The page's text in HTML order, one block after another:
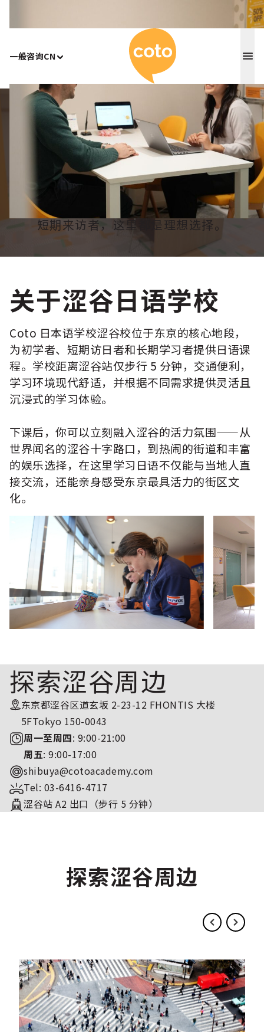
一般咨询CN Coto 日本
Home /涩谷
涩谷日语学校
在东京市中心的 Coto 日本语学校涩谷校学
习日语。无论是初学者、高级学习者，还是
短期来访者，这里都是理想选择。
关于涩谷日语学校
Coto 日本语学校涩谷校位于东京的核心地段，
为初学者、短期访日者和长期学习者提供日语课
程。学校距离涩谷站仅步行 5 分钟，交通便利，
学习环境现代舒适，并根据不同需求提供灵活且
沉浸式的学习体验。
下课后，你可以立刻融入涩谷的活力氛围——从
世界闻名的涩谷十字路口，到热闹的街道和丰富
的娱乐选择，在这里学习日语不仅能与当地人直
接交流，还能亲身感受东京最具活力的街区文
化。
探索涩谷周边
东京都涩谷区道玄坂 2-23-12 FHONTIS 大楼
5FTokyo 150-0043
周一至周四: 9:00-21:00
周五: 9:00-17:00
shibuya@cotoacademy.com
Tel: 03-6416-4717
涩谷站 A2 出口（步行 5 分钟）
探索涩谷周边